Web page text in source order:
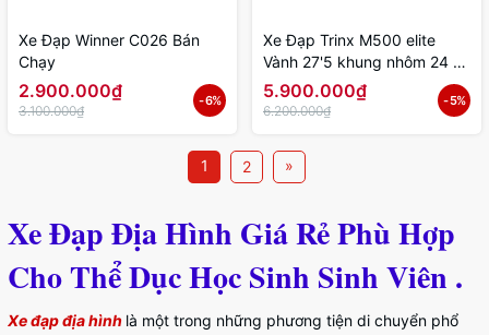
Xe Đạp Winner C026 Bán
Chạy
2.900.000₫
3.100.000₫
- 6%
Xe Đạp Trinx M500 elite
Vành 27'5 khung nhôm 24 số
Shimano cao cấp
5.900.000₫
6.200.000₫
- 5%
1 2 »
Xe Đạp Địa Hình Giá Rẻ Phù Hợp
Cho Thể Dục Học Sinh Sinh Viên .
Xe đạp địa hình là một trong những phương tiện di chuyển phổ